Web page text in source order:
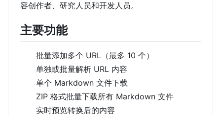
容创作者、研究人员和开发人员。
主要功能
批量添加多个 URL（最多 10 个）
单独或批量解析 URL 内容
单个 Markdown 文件下载
ZIP 格式批量下载所有 Markdown 文件
实时预览转换后的内容